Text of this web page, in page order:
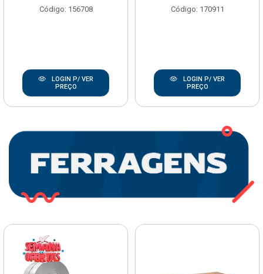
Código: 156708
LOGIN P/ VER
PREÇO
Código: 170911
LOGIN P/ VER
PREÇO